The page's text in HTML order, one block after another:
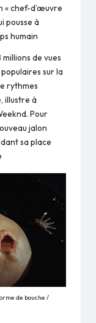
« chef-d’œuvre
pousse à
humain​
millions de vues
populaires sur la
rythmes
illustre à
Pour
jalon
sa place
de bouche /